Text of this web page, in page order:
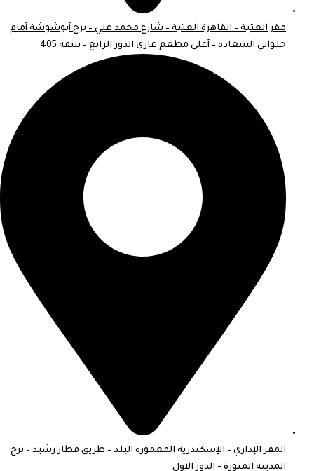
مقر العتبة – القاهرة العتبة – شارع محمد علي – برج أبوشوشة أمام
حلواني السعادة – أعلى مطعم غازي الدور الرابع – شقة 405
المقر الإداري – الإسكندرية المعمورة البلد – طريق قطار رشيد – برج
المدينة المنورة - الدور الاول